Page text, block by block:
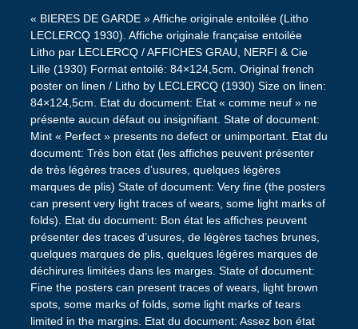
« BIERES DE GARDE » Affiche originale entoilée (Litho
LECLERCQ 1930). Affiche originale française entoilée
Litho par LECLERCQ / AFFICHES GRAU, NERFI & Cie
Lille (1930) Format entoilé: 84×124,5cm. Original french
poster on linen / Litho by LECLERCQ (1930) Size on linen:
84×124,5cm. Etat du document: Etat « comme neuf » ne
présente aucun défaut ou insignifiant. State of document:
Mint « Perfect » presents no defect or unimportant. Etat du
document: Très bon état (les affiches peuvent présenter
de très légères traces d’usures, quelques légères
marques de plis) State of document: Very fine (the posters
can present very light traces of wears, some light marks of
folds). Etat du document: Bon état les affiches peuvent
présenter des traces d’usures, de légères taches brunes,
quelques marques de plis, quelques légères marques de
déchirures limitées dans les marges. State of document:
Fine the posters can present traces of wears, light brown
spots, some marks of folds, some light marks of tears
limited in the margins. Etat du document: Assez bon état